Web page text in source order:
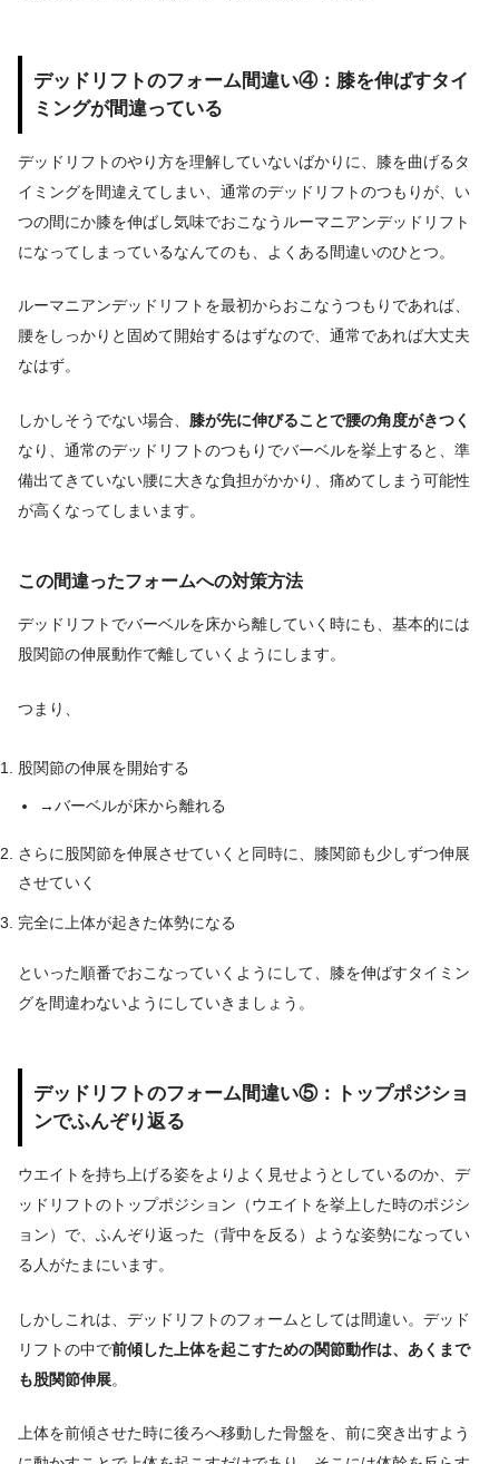
デッドリフトのフォーム間違い④：膝を伸ばすタイ
ミングが間違っている
デッドリフトのやり方を理解していないばかりに、膝を曲げるタ
イミングを間違えてしまい、通常のデッドリフトのつもりが、い
つの間にか膝を伸ばし気味でおこなうルーマニアンデッドリフト
になってしまっているなんてのも、よくある間違いのひとつ。
ルーマニアンデッドリフトを最初からおこなうつもりであれば、
腰をしっかりと固めて開始するはずなので、通常であれば大丈夫
なはず。
しかしそうでない場合、 膝が先に伸びることで腰の角度がきつく
なり、通常のデッドリフトのつもりでバーベルを挙上すると、準
備出てきていない腰に大きな負担がかかり、痛めてしまう可能性
が高くなってしまいます。
この間違ったフォームへの対策方法
デッドリフトでバーベルを床から離していく時にも、基本的には
股関節の伸展動作で離していくようにします。
つまり、
股関節の伸展を開始する
→バーベルが床から離れる
さらに股関節を伸展させていくと同時に、膝関節も少しずつ伸展
させていく
完全に上体が起きた体勢になる
といった順番でおこなっていくようにして、膝を伸ばすタイミン
グを間違わないようにしていきましょう。
デッドリフトのフォーム間違い⑤：トップポジショ
ンでふんぞり返る
ウエイトを持ち上げる姿をよりよく見せようとしているのか、デ
ッドリフトのトップポジション（ウエイトを挙上した時のポジシ
ョン）で、ふんぞり返った（背中を反る）ような姿勢になってい
る人がたまにいます。
しかしこれは、デッドリフトのフォームとしては間違い。 デッド
リフトの中で前傾した上体を起こすための関節動作は、あくまで
も股関節伸展。
上体を前傾させた時に後ろへ移動した骨盤を、前に突き出すよう